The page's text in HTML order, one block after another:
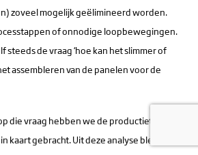
zoveel mogelijk geëlimineerd worden.
of onnodige loopbewegingen.
steeds de vraag ‘hoe kan het slimmer of
assembleren van de panelen voor de
die vraag hebben we de productietijd en
kaart gebracht. Uit deze analyse bleek dat